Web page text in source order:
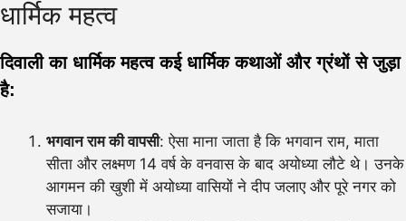
धार्मिक महत्व
दिवाली का धार्मिक महत्व कई धार्मिक कथाओं और ग्रंथों से जुड़ा
है:
भगवान राम की वापसी: ऐसा माना जाता है कि भगवान राम, माता
सीता और लक्ष्मण 14 वर्ष के वनवास के बाद अयोध्या लौटे थे। उनके
आगमन की खुशी में अयोध्या वासियों ने दीप जलाए और पूरे नगर को
सजाया।